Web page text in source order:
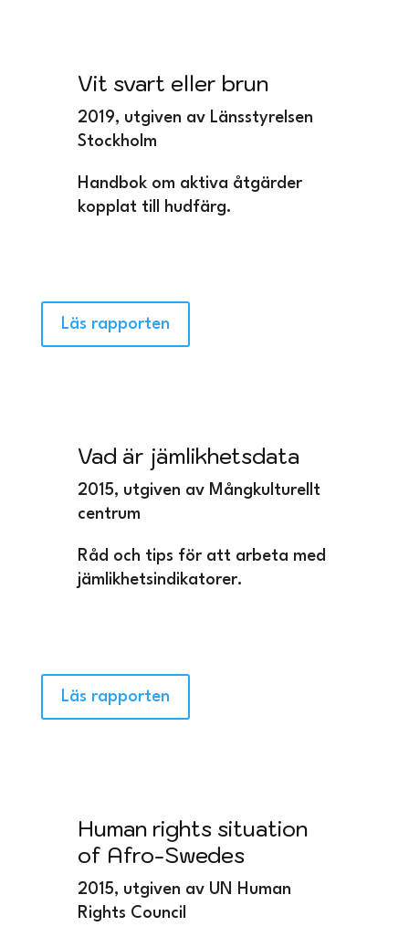
Vit svart eller brun
2019, utgiven av Länsstyrelsen
Stockholm
Handbok om aktiva åtgärder
kopplat till hudfärg.
Läs rapporten
Vad är jämlikhetsdata
2015, utgiven av Mångkulturellt
centrum
Råd och tips för att arbeta med
jämlikhetsindikatorer.
Läs rapporten
Human rights situation
of Afro-Swedes
2015, utgiven av UN Human
Rights Council